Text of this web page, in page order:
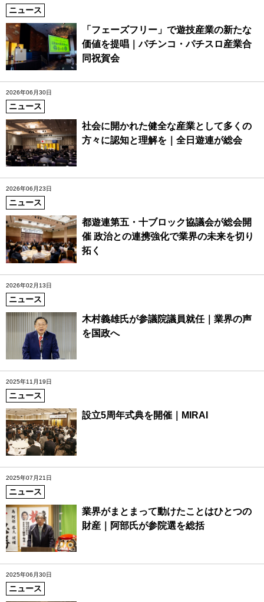
ニュース
「フェーズフリー」で遊技産業の新たな
価値を提唱｜パチンコ・パチスロ産業合
同祝賀会
2026年06月30日
ニュース
社会に開かれた健全な産業として多くの
方々に認知と理解を｜全日遊連が総会
2026年06月23日
ニュース
都遊連第五・十ブロック協議会が総会開
催 政治との連携強化で業界の未来を切り
拓く
2026年02月13日
ニュース
木村義雄氏が参議院議員就任｜業界の声
を国政へ
2025年11月19日
ニュース
設立5周年式典を開催｜MIRAI
2025年07月21日
ニュース
業界がまとまって動けたことはひとつの
財産｜阿部氏が参院選を総括
2025年06月30日
ニュース